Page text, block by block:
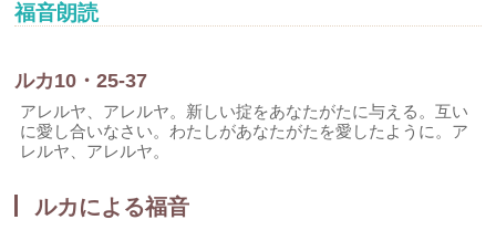
福音朗読
ルカ10・25-37
アレルヤ、アレルヤ。新しい掟をあなたがたに与える。互い
に愛し合いなさい。わたしがあなたがたを愛したように。ア
レルヤ、アレルヤ。
ルカによる福音